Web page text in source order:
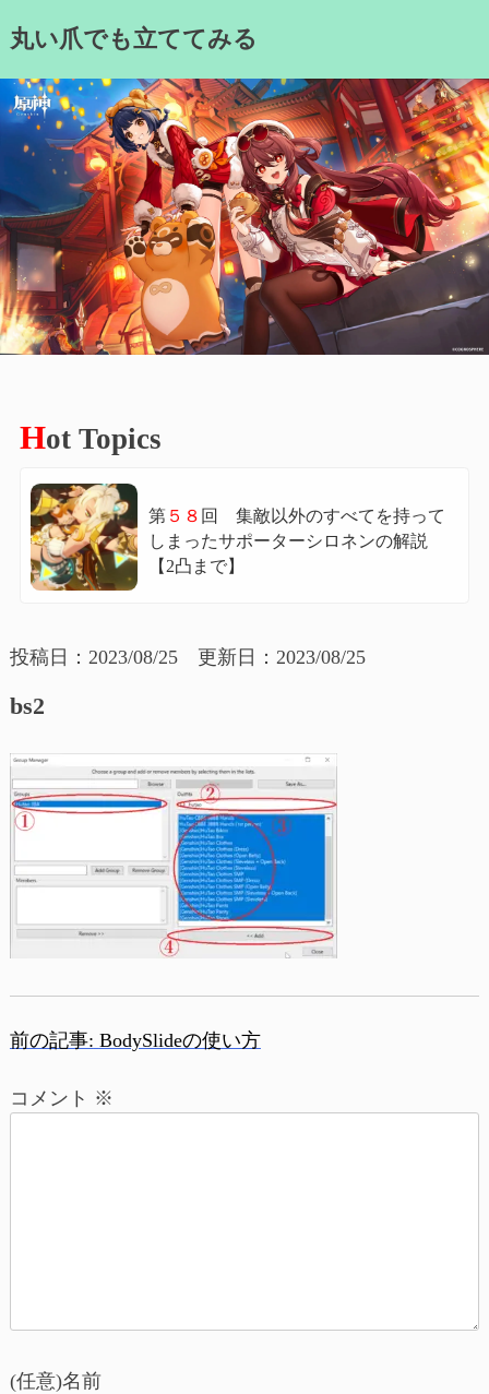
to丸い爪でも立ててみる
Hot Topics
第５８ 回 集敵以外のすべてを持って
しまったサポーターシロネンの解説
【2凸まで】
投稿日：2023/08/25 更新日：2023/08/25
bs2
投
稿
シ
ョ
前の記事: BodySlideの使い方
コメント ※
(任意)名前